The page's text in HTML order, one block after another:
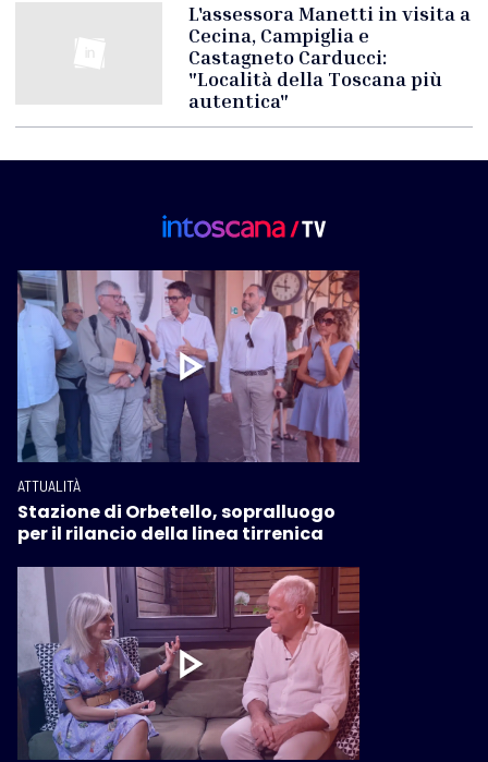
L'assessora Manetti in visita a
Cecina, Campiglia e
Castagneto Carducci:
"Località della Toscana più
autentica"
ATTUALITÀ
Stazione di Orbetello, sopralluogo
per il rilancio della linea tirrenica